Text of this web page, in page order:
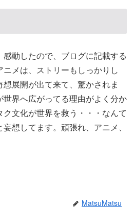
動したので、ブログに記載する
メは、ストリーもしっかりし
展開が出て来て、驚かされま
界へ広がってる理由がよく分か
文化が世界を救う・・・なんて
想してます。頑張れ、アニメ、
MatsuMatsu